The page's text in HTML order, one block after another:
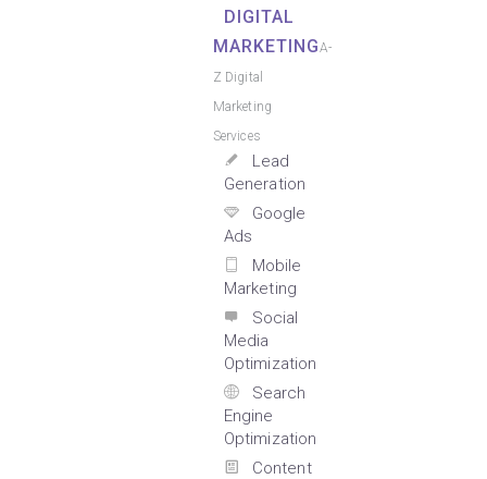
DIGITAL
MARKETINGA-
Z Digital
Marketing
Services
Lead
Generation
Google
Ads
Mobile
Marketing
Social
Media
Optimization
Search
Engine
Optimization
Content